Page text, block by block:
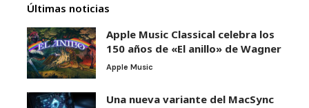
Últimas noticias
Apple Music Classical celebra los
150 años de «El anillo» de Wagner
Apple Music
Una nueva variante del MacSync